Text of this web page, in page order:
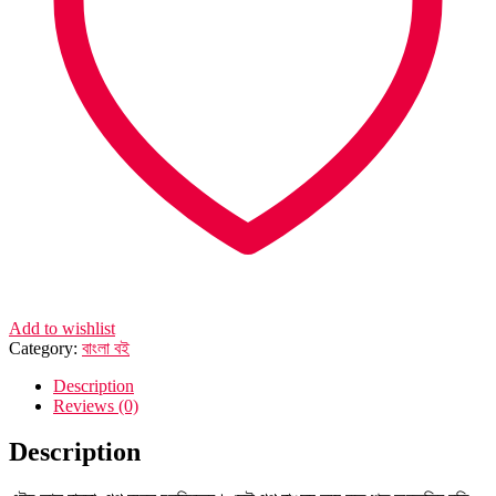
Add to wishlist
Category: বাংলা বই
Description
Reviews (0)
Description